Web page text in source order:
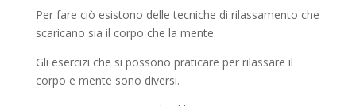
Per fare ciò esistono delle tecniche di rilassamento che
scaricano sia il corpo che la mente.
Gli esercizi che si possono praticare per rilassare il
corpo e mente sono diversi.